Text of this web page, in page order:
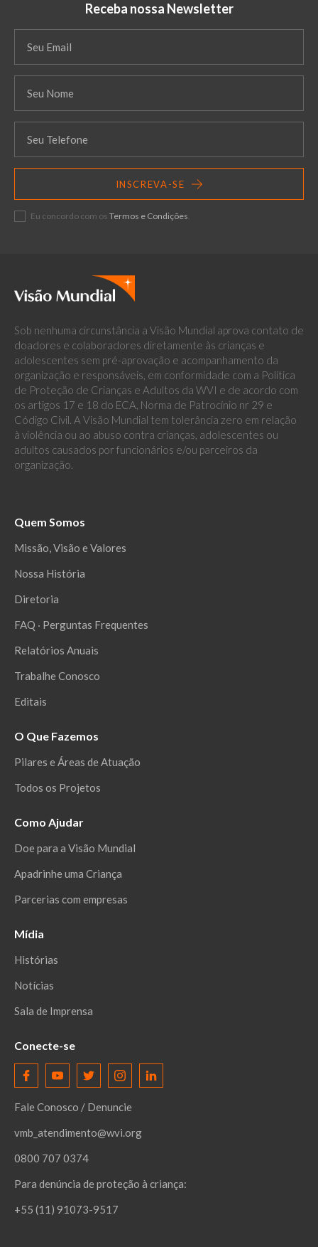
Receba nossa Newsletter
INSCREVA-SE
Eu concordo com os Termos e Condições.
Sob nenhuma circunstância a Visão Mundial aprova contato de
doadores e colaboradores diretamente às crianças e
adolescentes sem pré-aprovação e acompanhamento da
organização e responsáveis, em conformidade com a Política
de Proteção de Crianças e Adultos da WVI e de acordo com
os artigos 17 e 18 do ECA, Norma de Patrocínio nr 29 e
Código Civil. A Visão Mundial tem tolerância zero em relação
à violência ou ao abuso contra crianças, adolescentes ou
adultos causados por funcionários e/ou parceiros da
organização.
Quem Somos
Missão, Visão e Valores
Nossa História
Diretoria
FAQ ‧ Perguntas Frequentes
Relatórios Anuais
Trabalhe Conosco
Editais
O Que Fazemos
Pilares e Áreas de Atuação
Todos os Projetos
Como Ajudar
Doe para a Visão Mundial
Apadrinhe uma Criança
Parcerias com empresas
Mídia
Histórias
Notícias
Sala de Imprensa
Conecte-se
Fale Conosco / Denuncie
vmb_atendimento@wvi.org
0800 707 0374
Para denúncia de proteção à criança:
+55 (11) 91073-9517